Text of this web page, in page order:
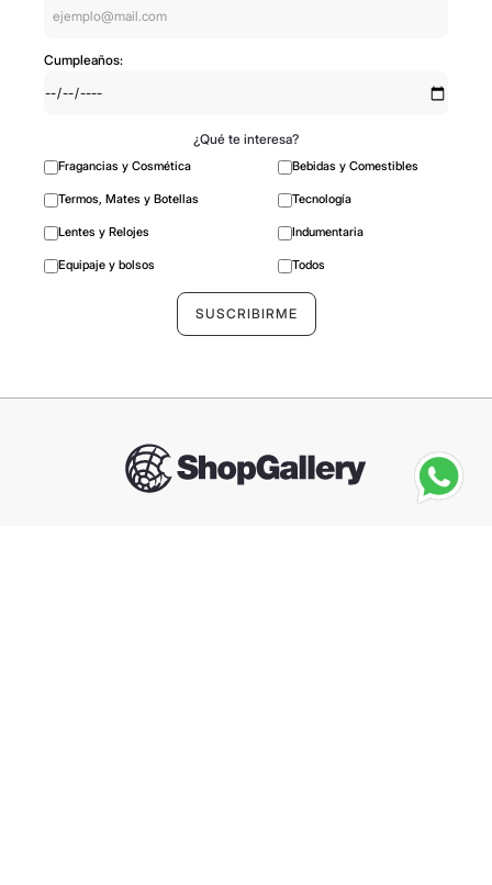
Cumpleaños:
¿Qué te interesa?
Fragancias y Cosmética Bebidas y Comestibles
Termos, Mates y Botellas Tecnología
Lentes y Relojes Indumentaria
Equipaje y bolsos Todos